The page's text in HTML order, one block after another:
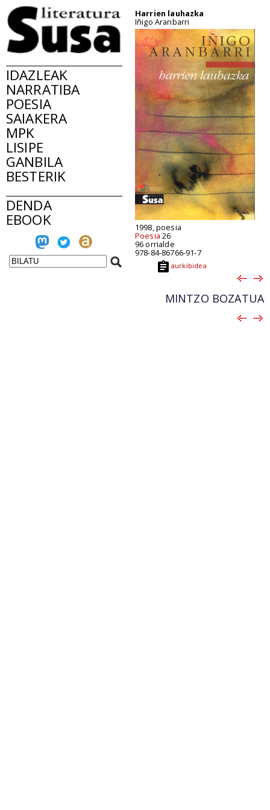
IDAZLEAK
NARRATIBA
POESIA
SAIAKERA
MPK
LISIPE
GANBILA
BESTERIK
DENDA
EBOOK
Harrien lauhazka
Iñigo Aranbarri
1998, poesia
Poesia 26
96 orrialde
978-84-86766-91-7
aurkibidea
MINTZO BOZATUA